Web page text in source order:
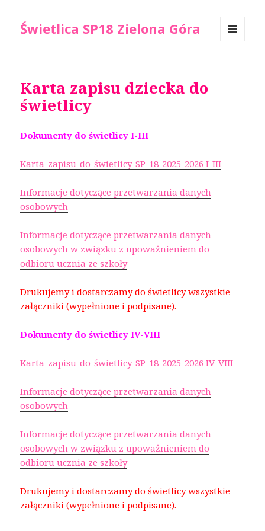
Świetlica SP18 Zielona Góra
Karta zapisu dziecka do
świetlicy
Dokumenty do świetlicy I-III
Karta-zapisu-do-świetlicy-SP-18-2025-2026 I-III
Informacje dotyczące przetwarzania danych
osobowych
Informacje dotyczące przetwarzania danych
osobowych w związku z upoważnieniem do
odbioru ucznia ze szkoły
Drukujemy i dostarczamy do świetlicy wszystkie
załączniki (wypełnione i podpisane).
Dokumenty do świetlicy IV-VIII
Karta-zapisu-do-świetlicy-SP-18-2025-2026 IV-VIII
Informacje dotyczące przetwarzania danych
osobowych
Informacje dotyczące przetwarzania danych
osobowych w związku z upoważnieniem do
odbioru ucznia ze szkoły
Drukujemy i dostarczamy do świetlicy wszystkie
załączniki (wypełnione i podpisane).